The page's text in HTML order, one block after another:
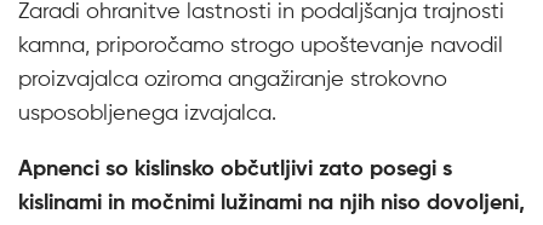
Zaradi ohranitve lastnosti in podaljšanja trajnosti
kamna, priporočamo strogo upoštevanje navodil
proizvajalca oziroma angažiranje strokovno
usposobljenega izvajalca.
Apnenci so kislinsko občutljivi zato posegi s
kislinami in močnimi lužinami na njih niso dovoljeni,